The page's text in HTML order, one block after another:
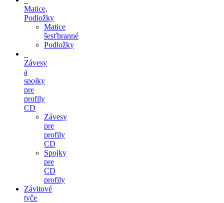
Matice,
Podložky
Matice
šesťhranné
Podložky
Závesy
a
spojky
pre
profily
CD
Závesy
pre
profily
CD
Spojky
pre
CD
profily
Závitové
tyče